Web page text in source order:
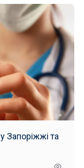
Запоріжжі та